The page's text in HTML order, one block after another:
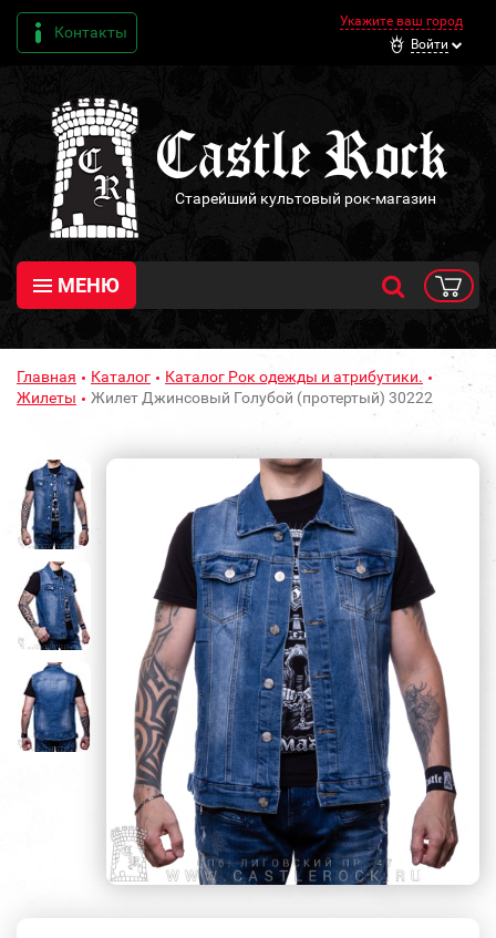
Контакты
Укажите ваш город
Войти
Старейший культовый рок-магазин
МЕНЮ
Главная Каталог
Каталог Рок одежды и атрибутики.
Жилеты
Жилет Джинсовый Голубой (протертый) 30222